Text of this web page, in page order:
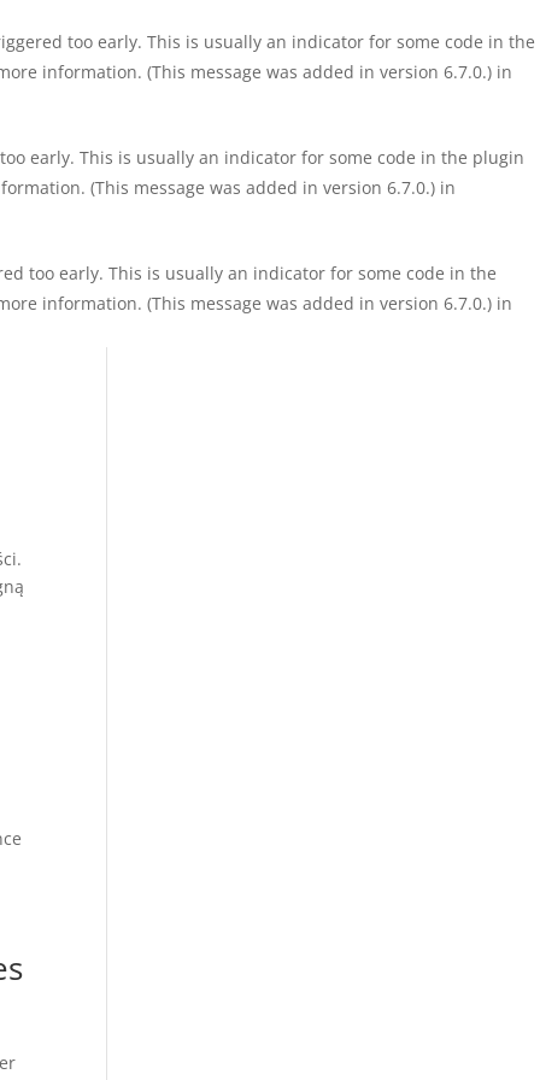
too early. This is usually an indicator for some code in the
information. (This message was added in version 6.7.0.) in
early. This is usually an indicator for some code in the plugin
(This message was added in version 6.7.0.) in
too early. This is usually an indicator for some code in the
information. (This message was added in version 6.7.0.) in